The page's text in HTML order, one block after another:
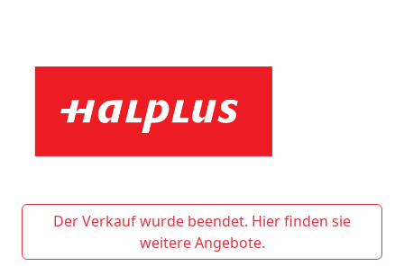
Der Verkauf wurde beendet. Hier finden sie
weitere Angebote.